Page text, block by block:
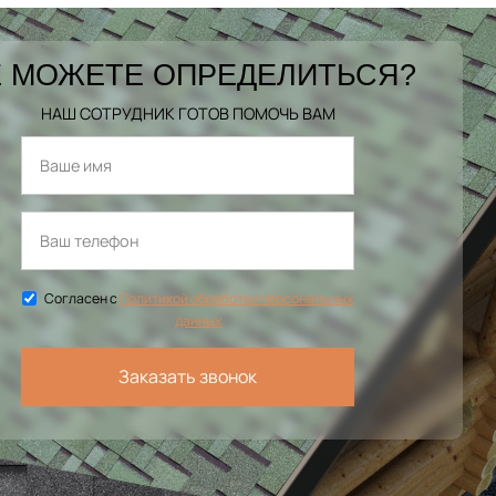
МОЖЕТЕ ОПРЕДЕЛИТЬСЯ?
НАШ СОТРУДНИК ГОТОВ ПОМОЧЬ ВАМ
Согласен сПолитикой обработки персональных
данных
Заказать звонок